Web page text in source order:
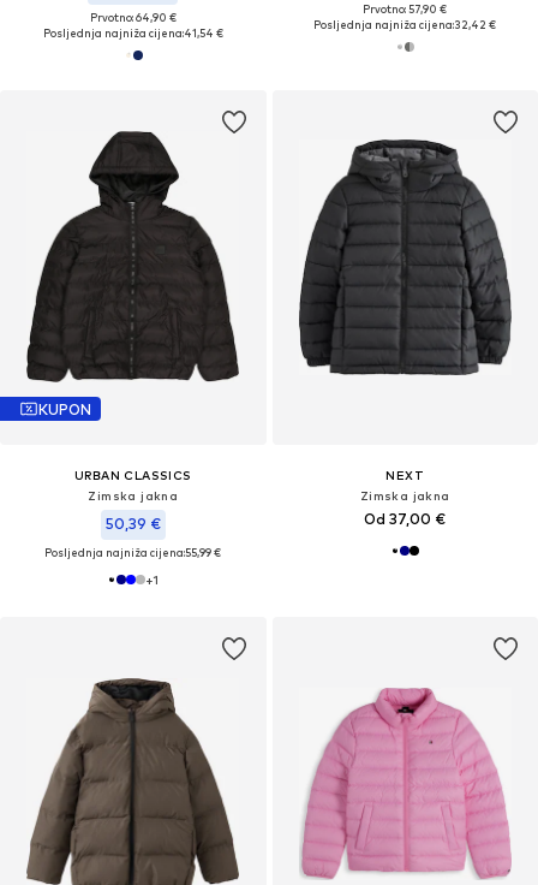
Prvotno: 64,90 €
Posljednja najniža cijena:41,54 €
Prvotno: 57,90 €
Posljednja najniža cijena:32,42 €
KUPON
URBAN CLASSICS
Zimska jakna
50,39 €
Posljednja najniža cijena:55,99 €
+1
NEXT
Zimska jakna
Od 37,00 €